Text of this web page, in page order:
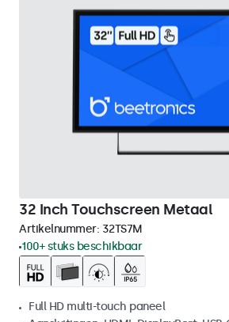
32 Inch Touchscreen Metaal
Artikelnummer: 32TS7M
100+ stuks beschikbaar
Full HD multi-touch paneel